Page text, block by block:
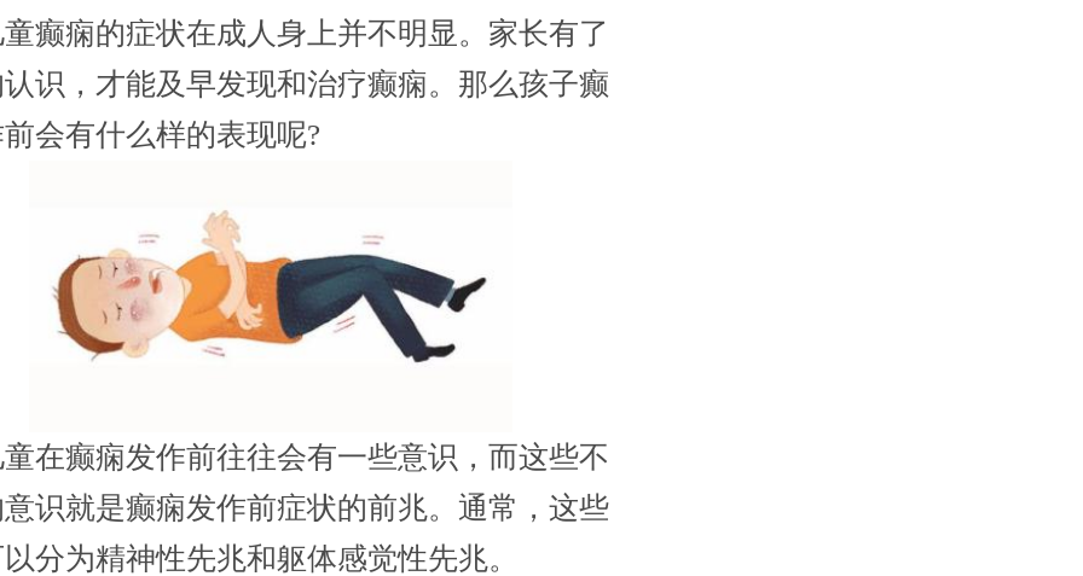
癫痫的症状在成人身上并不明显。家长有了
识，才能及早发现和治疗癫痫。那么孩子癫
会有什么样的表现呢?
癫痫发作前往往会有一些意识，而这些不
识就是癫痫发作前症状的前兆。通常，这些
分为精神性先兆和躯体感觉性先兆。